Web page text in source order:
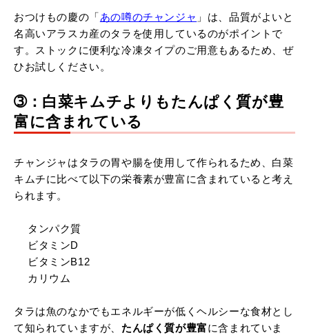
おつけもの慶の「あの噂のチャンジャ 」は、品質がよいと
名高いアラスカ産のタラを使用しているのがポイントで
す。ストックに便利な冷凍タイプのご用意もあるため、ぜ
ひお試しください。
➂：白菜キムチよりもたんぱく質が豊
富に含まれている
チャンジャはタラの胃や腸を使用して作られるため、白菜
キムチに比べて以下の栄養素が豊富に含まれていると考え
られます。
タンパク質
ビタミンD
ビタミンB12
カリウム
タラは魚のなかでもエネルギーが低くヘルシーな食材とし
て知られていますが、 たんぱく質が豊富に含まれていま